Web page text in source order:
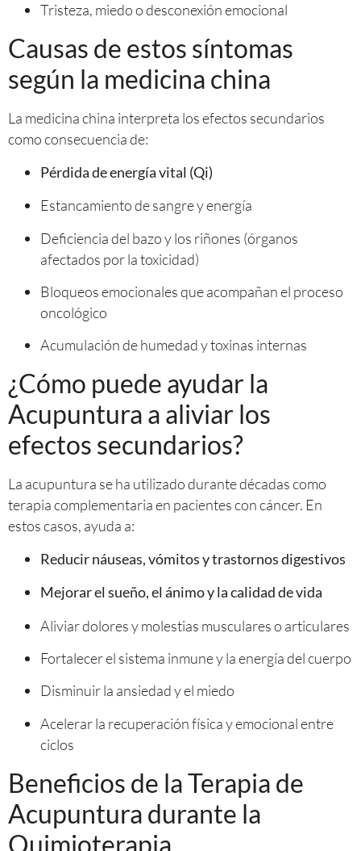
Tristeza, miedo o desconexión emocional
Causas de estos síntomas
según la medicina china
La medicina china interpreta los efectos secundarios
como consecuencia de:
Pérdida de energía vital (Qi)
Estancamiento de sangre y energía
Deficiencia del bazo y los riñones (órganos
afectados por la toxicidad)
Bloqueos emocionales que acompañan el proceso
oncológico
Acumulación de humedad y toxinas internas
¿Cómo puede ayudar la
Acupuntura a aliviar los
efectos secundarios?
La acupuntura se ha utilizado durante décadas como
terapia complementaria en pacientes con cáncer. En
estos casos, ayuda a:
Reducir náuseas, vómitos y trastornos digestivos
Mejorar el sueño, el ánimo y la calidad de vida
Aliviar dolores y molestias musculares o articulares
Fortalecer el sistema inmune y la energía del cuerpo
Disminuir la ansiedad y el miedo
Acelerar la recuperación física y emocional entre
ciclos
Beneficios de la Terapia de
Acupuntura durante la
Quimioterapia